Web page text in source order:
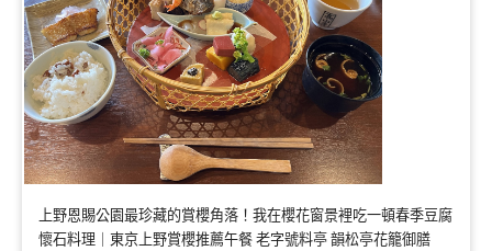
上野恩賜公園最珍藏的賞櫻角落！我在櫻花窗景裡吃一頓春季豆腐
懷石料理｜東京上野賞櫻推薦午餐 老字號料亭 韻松亭花籠御膳